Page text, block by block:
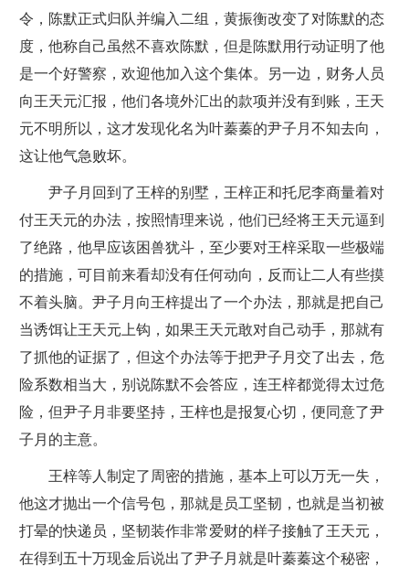
令，陈默正式归队并编入二组，黄振衡改变了对陈默的态
度，他称自己虽然不喜欢陈默，但是陈默用行动证明了他
是一个好警察，欢迎他加入这个集体。另一边，财务人员
向王天元汇报，他们各境外汇出的款项并没有到账，王天
元不明所以，这才发现化名为叶蓁蓁的尹子月不知去向，
这让他气急败坏。
尹子月回到了王梓的别墅，王梓正和托尼李商量着对
付王天元的办法，按照情理来说，他们已经将王天元逼到
了绝路，他早应该困兽犹斗，至少要对王梓采取一些极端
的措施，可目前来看却没有任何动向，反而让二人有些摸
不着头脑。尹子月向王梓提出了一个办法，那就是把自己
当诱饵让王天元上钩，如果王天元敢对自己动手，那就有
了抓他的证据了，但这个办法等于把尹子月交了出去，危
险系数相当大，别说陈默不会答应，连王梓都觉得太过危
险，但尹子月非要坚持，王梓也是报复心切，便同意了尹
子月的主意。
王梓等人制定了周密的措施，基本上可以万无一失，
他这才抛出一个信号包，那就是员工坚韧，也就是当初被
打晕的快递员，坚韧装作非常爱财的样子接触了王天元，
在得到五十万现金后说出了尹子月就是叶蓁蓁这个秘密，